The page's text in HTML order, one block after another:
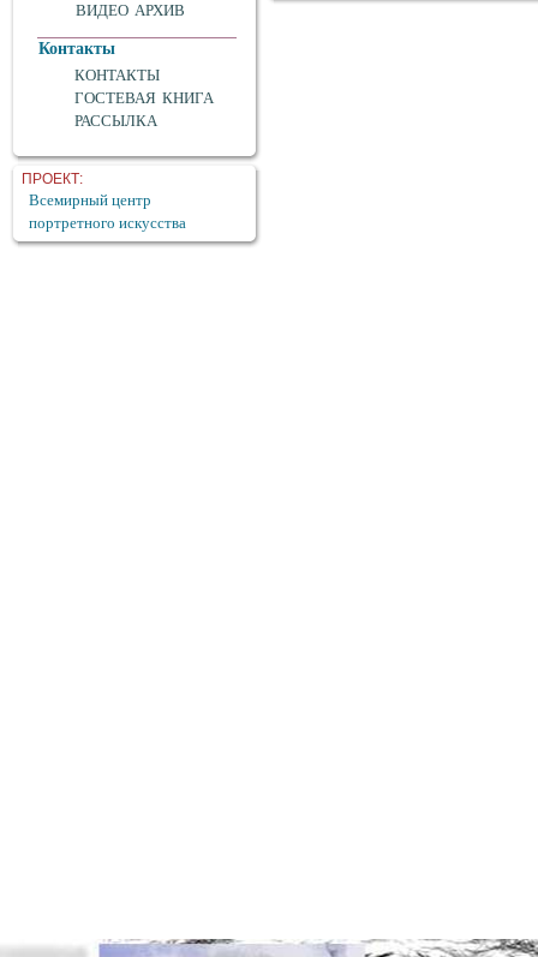
ВИДЕО АРХИВ
Контакты
КОНТАКТЫ
ГОСТЕВАЯ КНИГА
РАССЫЛКА
ПРОЕКТ:
Всемирный центр
портретного искусства